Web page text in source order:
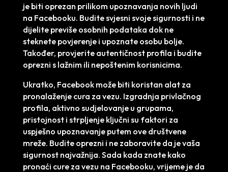
je biti oprezan prilikom upoznavanja novih ljudi
na Facebooku. Budite svjesni svoje sigurnosti i ne
dijelite previše osobnih podataka dok ne
steknete povjerenje i upoznate osobu bolje.
Također, provjerite autentičnost profila i budite
oprezni s lažnim ili nepoštenim korisnicima.
Ukratko, Facebook može biti koristan alat za
pronalaženje cura za vezu. Izgradnja privlačnog
profila, aktivno sudjelovanje u grupama,
pristojnost i strpljenje ključni su faktori za
uspješno upoznavanje putem ove društvene
mreže. Budite oprezni i ne zaboravite da je vaša
sigurnost najvažnija. Sada kada znate kako
pronaći cure za vezu na Facebooku, vrijeme je da